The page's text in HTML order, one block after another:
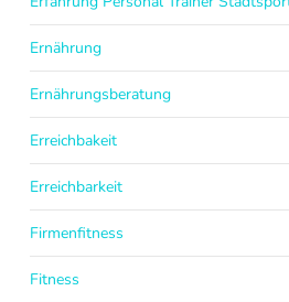
Ernährung
Ernährungsberatung
Erreichbakeit
Erreichbarkeit
Firmenfitness
Fitness